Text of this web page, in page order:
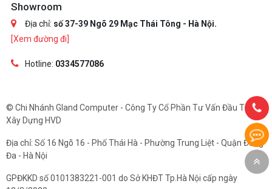
Showroom
Địa chỉ: số 37-39 Ngõ 29 Mạc Thái Tông - Hà Nội.
[Xem đường đi]
Hotline: 0334577086
© Chi Nhánh Gland Computer - Công Ty Cổ Phần Tư Vấn Đầu Tư Và
Xây Dựng HVD
Địa chỉ: Số 16 Ngõ 16 - Phố Thái Hà - Phường Trung Liệt - Quận Đống
Đa - Hà Nội
GPĐKKD số 0101383221-001 do Sở KHĐT Tp.Hà Nội cấp ngày